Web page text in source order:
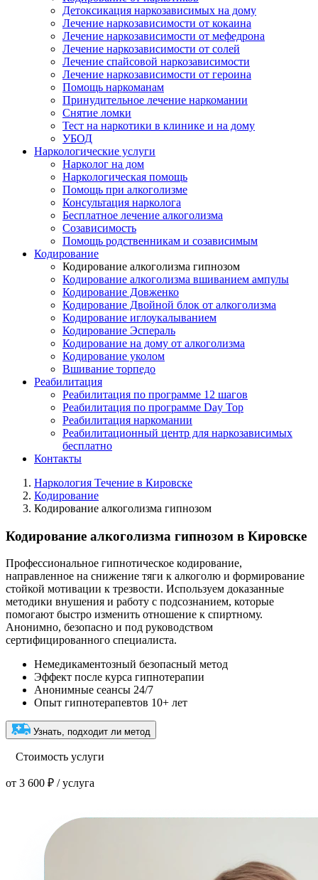
Детоксикация наркозависимых на дому
Лечение наркозависимости от кокаина
Лечение наркозависимости от мефедрона
Лечение наркозависимости от солей
Лечение спайсовой наркозависимости
Лечение наркозависимости от героина
Помощь наркоманам
Принудительное лечение наркомании
Снятие ломки
Тест на наркотики в клинике и на дому
УБОД
Наркологические услуги
Нарколог на дом
Наркологическая помощь
Помощь при алкоголизме
Консультация нарколога
Бесплатное лечение алкоголизма
Созависимость
Помощь родственникам и созависимым
Кодирование
Кодирование алкоголизма гипнозом
Кодирование алкоголизма вшиванием ампулы
Кодирование Довженко
Кодирование Двойной блок от алкоголизма
Кодирование иглоукалыванием
Кодирование Эспераль
Кодирование на дому от алкоголизма
Кодирование уколом
Вшивание торпедо
Реабилитация
Реабилитация по программе 12 шагов
Реабилитация по программе Day Top
Реабилитация наркомании
Реабилитационный центр для наркозависимых
бесплатно
Контакты
Наркология Течение в Кировске
Кодирование
Кодирование алкоголизма гипнозом
Кодирование алкоголизма гипнозом в Кировске
Профессиональное гипнотическое кодирование,
направленное на снижение тяги к алкоголю и формирование
стойкой мотивации к трезвости. Используем доказанные
методики внушения и работу с подсознанием, которые
помогают быстро изменить отношение к спиртному.
Анонимно, безопасно и под руководством
сертифицированного специалиста.
Немедикаментозный безопасный метод
Эффект после курса гипнотерапии
Анонимные сеансы 24/7
Опыт гипнотерапевтов 10+ лет
Узнать, подходит ли метод
Стоимость услуги
от 3 600 ₽ / услуга